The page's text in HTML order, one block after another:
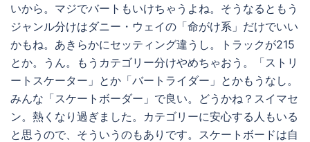
いから。マジでバートもいけちゃうよね。そうなるともう
ジャンル分けはダニー・ウェイの「命がけ系」だけでいい
かもね。あきらかにセッティング違うし。トラックが215
とか。うん。もうカテゴリー分けやめちゃおう。「ストリ
ートスケーター」とか「バートライダー」とかもうなし。
みんな「スケートボーダー」で良い。どうかね？スイマセ
ン。熱くなり過ぎました。カテゴリーに安心する人もいる
と思うので、そういうのもありです。スケートボードは自